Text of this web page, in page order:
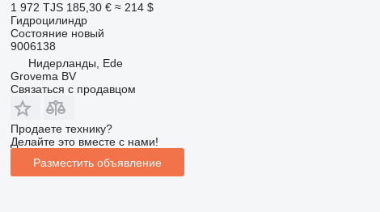
1 972 TJS 185,30 € ≈ 214 $
Гидроцилиндр
Состояниеновый
9006138
Нидерланды, Ede
Grovema BV
Связаться с продавцом
Продаете технику?
Делайте это вместе с нами!
Разместить объявление